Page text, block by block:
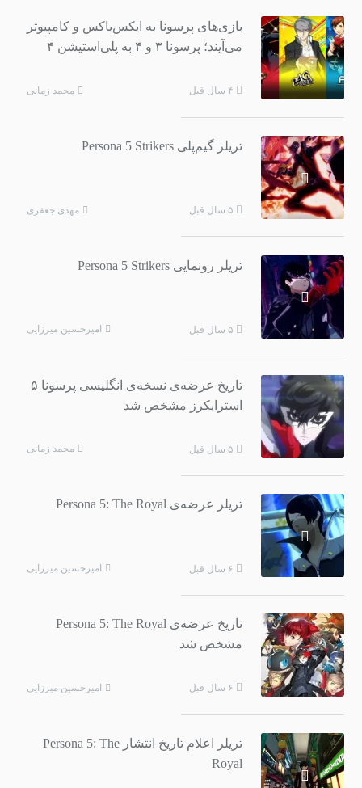
بازی‌های پرسونا به ایکس‌باکس و کامپیوتر
می‌آیند؛ پرسونا ۳ و ۴ به پلی‌استیشن ۴
۴ سال قبل محمد زمانی
تریلر گیم‌پلی Persona 5 Strikers
۵ سال قبل مهدی جعفری
تریلر رونمایی Persona 5 Strikers
۵ سال قبل امیرحسین میرزایی
تاریخ عرضه‌ی نسخه‌ی انگلیسی پرسونا ۵
استرایکرز مشخص شد
۵ سال قبل محمد زمانی
تریلر عرضه‌ی Persona 5: The Royal
۶ سال قبل امیرحسین میرزایی
تاریخ عرضه‌ی Persona 5: The Royal
مشخص شد
۶ سال قبل امیرحسین میرزایی
تریلر اعلام تاریخ انتشار Persona 5: The
Royal